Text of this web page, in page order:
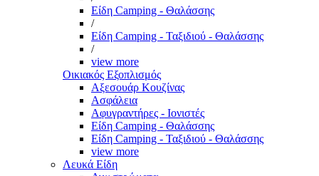
Είδη Camping - Θαλάσσης
/
Είδη Camping - Ταξιδιού - Θαλάσσης
/
view more
Οικιακός Εξοπλισμός
Αξεσουάρ Κουζίνας
Ασφάλεια
Αφυγραντήρες - Ιονιστές
Είδη Camping - Θαλάσσης
Είδη Camping - Ταξιδιού - Θαλάσσης
view more
Λευκά Είδη